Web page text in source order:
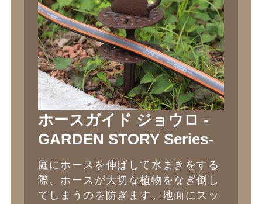
ホースガイド ジョウロ -
GARDEN STORY Series-
庭にホースを伸ばして水まきをする
際、ホースが大切な植物をなぎ倒し
てしまうのを防ぎます。地面にスッ